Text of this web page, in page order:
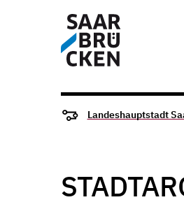
Landeshauptstadt